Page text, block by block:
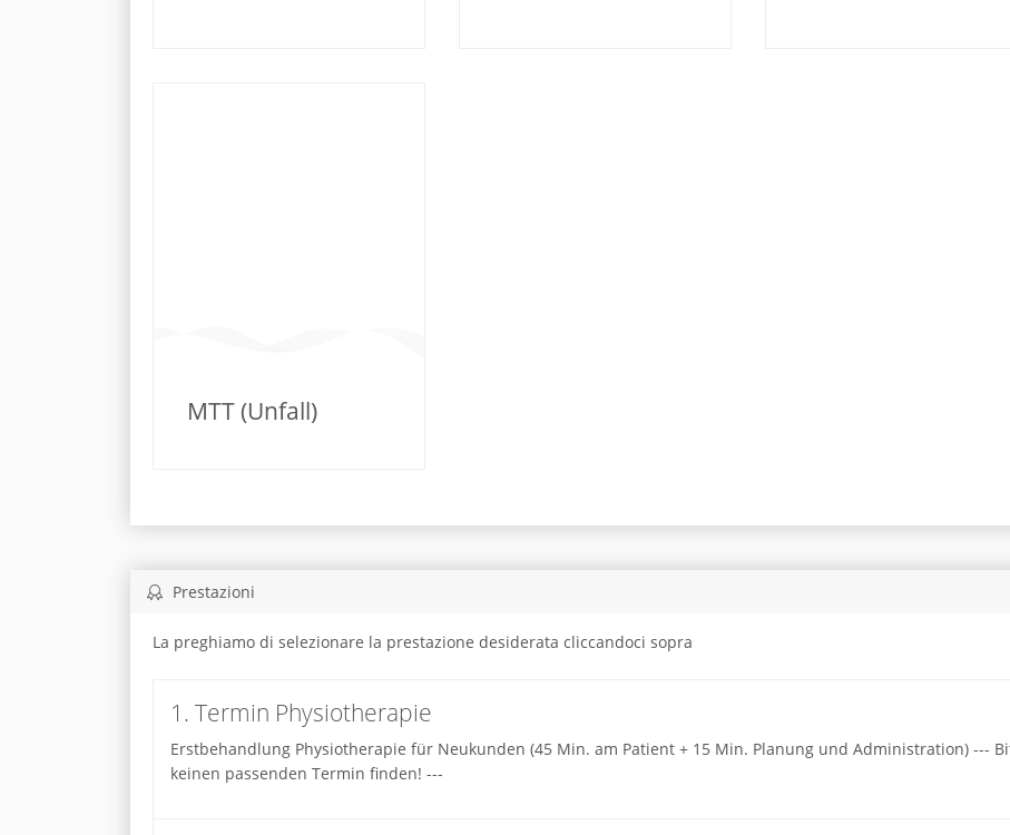
MTT (Unfall)
Prestazioni
La preghiamo di selezionare la prestazione desiderata cliccandoci sopra
1. Termin Physiotherapie
Erstbehandlung Physiotherapie für Neukunden (45 Min. am Patient + 15 Min. Planung und Administration) ---
keinen passenden Termin finden! ---